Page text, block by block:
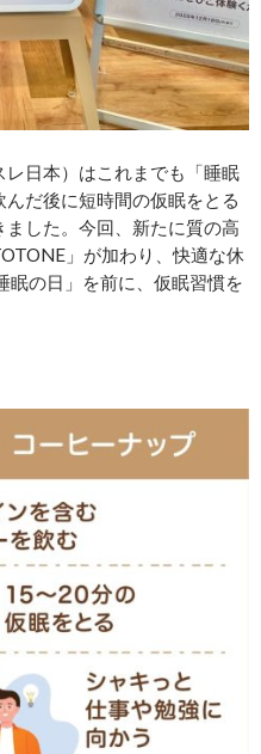
日本）はこれまでも「睡眠
だ後に短時間の仮眠をとる
ました。今回、新たに質の高
」が加わり、快適な休
眠の日」を前に、仮眠習慣を